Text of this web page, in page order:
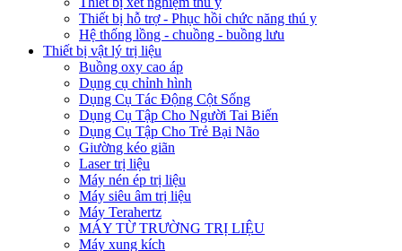
Thiết bị hỗ trợ - Phục hồi chức năng thú y
Hệ thống lồng - chuồng - buồng lưu
Thiết bị vật lý trị liệu
Buồng oxy cao áp
Dụng cụ chỉnh hình
Dụng Cụ Tác Động Cột Sống
Dụng Cụ Tập Cho Người Tai Biến
Dụng Cụ Tập Cho Trẻ Bại Não
Giường kéo giãn
Laser trị liệu
Máy nén ép trị liệu
Máy siêu âm trị liệu
Máy Terahertz
MÁY TỪ TRƯỜNG TRỊ LIỆU
Máy xung kích